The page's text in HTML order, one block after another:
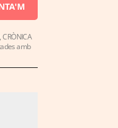
amb